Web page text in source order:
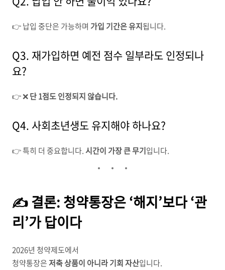
👉 납입 중단은 가능하며 가입 기간은 유지됩니다.
Q3. 재가입하면 예전 점수 일부라도 인정되나
요?
👉 ❌단 1점도 인정되지 않습니다.
Q4. 사회초년생도 유지해야 하나요?
👉 특히 더 중요합니다.시간이 가장 큰 무기입니다.
✍️ 결론: 청약통장은 ‘해지’보다 ‘관
리’가 답이다
2026년 청약제도에서
청약통장은저축 상품이 아니라 기회 자산입니다.